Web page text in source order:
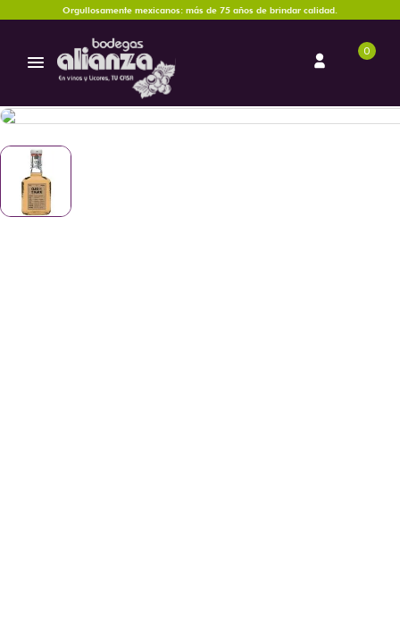
Orgullosamente mexicanos: más de 75 años de brindar calidad.
0